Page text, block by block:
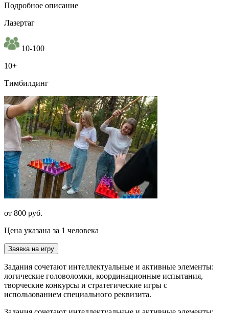
Подробное описание
Лазертаг
10-100
10+
Тимбилдинг
от 800 руб.
Цена указана за 1 человека
Заявка на игру
Задания сочетают интеллектуальные и активные элементы:
логические головоломки, координационные испытания,
творческие конкурсы и стратегические игры с
использованием специального реквизита.